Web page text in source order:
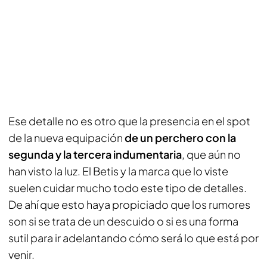
Ese detalle no es otro que la presencia en el spot
de la nueva equipaciónde un perchero con la
segunda y la tercera indumentaria, que aún no
han visto la luz. El Betis y la marca que lo viste
suelen cuidar mucho todo este tipo de detalles.
De ahí que esto haya propiciado que los rumores
son si se trata de un descuido o si es una forma
sutil para ir adelantando cómo será lo que está por
venir.